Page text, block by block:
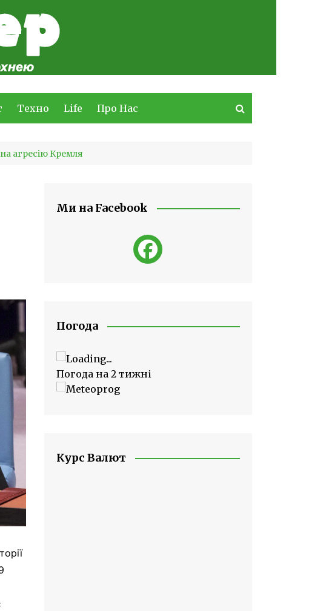
Техно Life Про Нас
агресію Кремля
Ми на Facebook
Погода
Погода на 2 тижні
Курс Валют